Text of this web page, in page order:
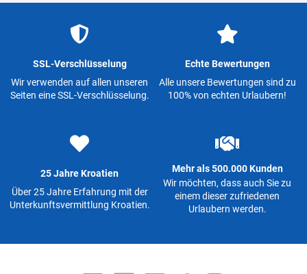
SSL-Verschlüsselung
Wir verwenden auf allen unseren
Seiten eine SSL-Verschlüsselung.
Echte Bewertungen
Alle unsere Bewertungen sind zu
100% von echten Urlaubern!
25 Jahre Kroatien
Über 25 Jahre Erfahrung mit der
Unterkunftsvermittlung Kroatien.
Mehr als 500.000 Kunden
Wir möchten, dass auch Sie zu
einem dieser zufriedenen
Urlaubern werden.